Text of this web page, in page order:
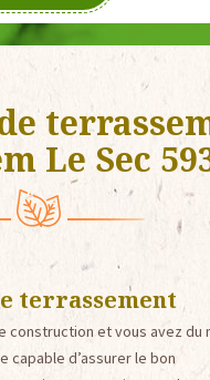
Le Sec
terrassement
construction et vous avez du
capable d’assurer le bon